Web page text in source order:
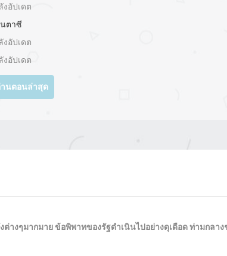
งอัปเดต
ตาซี
งอัปเดต
งอัปเดต
นตอนล่าสุด
ต่างๆมากมาย ข้อพิพาทของรัฐดำเนินไปอย่างดุเดือด ท่ามกล